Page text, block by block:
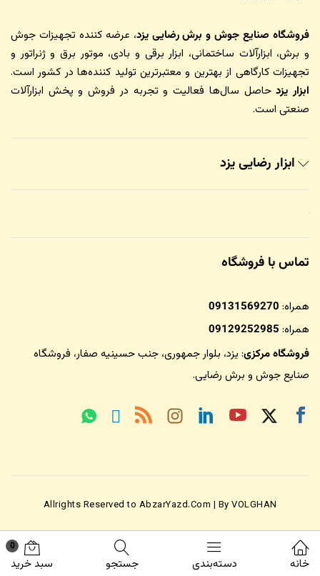
فروشگاه صنایع جوش و برش رضایی یزد، عرضه کننده تجهیزات جوش
و برش، ابزارآلات ساختمانی، ابزار برقی و بادی، موتور برق و ژنراتور و
تجهیزات کارگاهی از بهترین و معتبرترین تولید کننده‌ها در کشور است.
ابزار یزدحاصل سال‌ها فعالیت و تجربه در فروش و پخش ابزارآلات
صنعتی است.
ابزار رضایی یزد
تماس با فروشگاه
همراه: 09131569270
همراه: 09129252985
فروشگاه مرکزی: یزد، بلوار جمهوری، جنب حسینیه صفار، فروشگاه
صنایع جوش و برش رضایی.
Allrights Reserved to AbzarYazd.Com | By VOLGHAN
خانه دسته‌بندی جستجو
0
سبد خرید